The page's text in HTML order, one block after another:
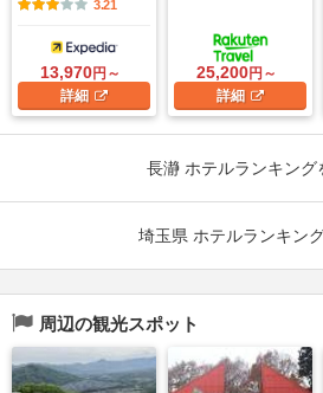
3.21
13,970円～
詳細
25,200円～
詳細
長瀞 ホテルランキング
埼玉県 ホテルランキン
周辺の観光スポット